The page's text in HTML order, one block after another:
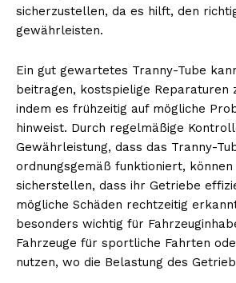
sicherzustellen, da es hilft, den
gewährleisten.
Ein gut gewartetes Tranny-Tube
beitragen, kostspielige Reparaturen
indem es frühzeitig auf mögliche
hinweist. Durch regelmäßige
Gewährleistung, dass das Tranny-
ordnungsgemäß funktioniert,
sicherstellen, dass ihr Getriebe
mögliche Schäden rechtzeitig
besonders wichtig für
Fahrzeuge für sportliche Fahrten
nutzen, wo die Belastung des